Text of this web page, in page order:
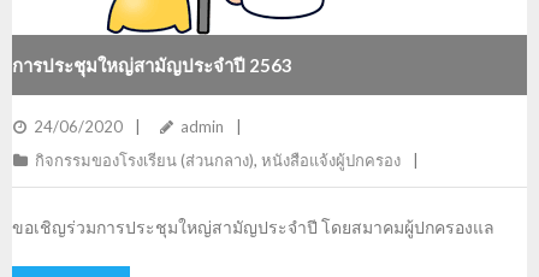
การประชุมใหญ่สามัญประจำปี 2563
24/06/2020
admin
กิจกรรมของโรงเรียน (ส่วนกลาง), หนังสือแจ้งผู้ปกครอง
ขอเชิญร่วมการประชุมใหญ่สามัญประจำปี โดยสมาคมผู้ปกครองแล